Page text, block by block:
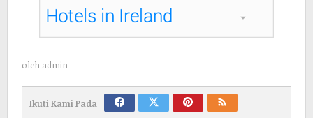
oleh admin
Ikuti Kami Pada